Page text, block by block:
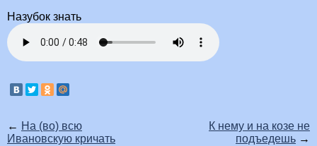
Назубок знать
← На (во) всю
Ивановскую кричать
К нему и на козе не
подъедешь →